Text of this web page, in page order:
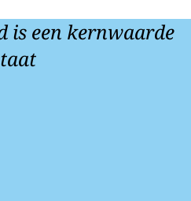
is een kernwaarde